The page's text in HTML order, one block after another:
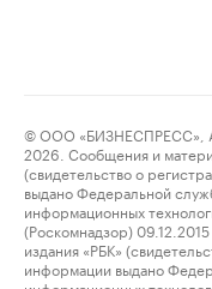
© ООО «БИЗНЕСПРЕСС»,
2026. Сообщения и
(свидетельство о
выдано Федеральной
информационных
(Роскомнадзор)
издания «РБК»
информации выдано